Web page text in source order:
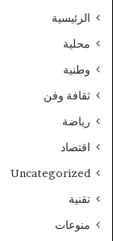
الرئيسية
محلية
وطنية
ثقافة وفن
رياضة
اقتصاد
Uncategorized
تقنية
منوعات